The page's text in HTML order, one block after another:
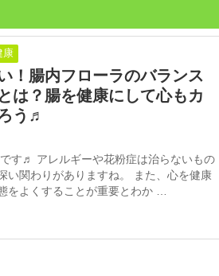
康
！腸内フローラのバランス
は？腸を健康にして心もカ
う♬
す♬ アレルギーや花粉症は治らないもの
い関わりがありますね。 また、心を健康
をよくすることが重要とわか …